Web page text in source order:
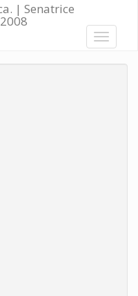
| Senatrice
Toggle